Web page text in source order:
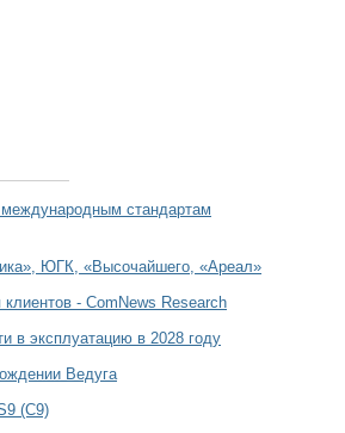
стандартам
ЮГК, «Высочайшего, «Ареал»
- ComNews Research
в эксплуатацию в 2028 году
Ведуга
(С9)